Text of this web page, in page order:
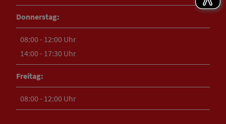
Donnerstag:
08:00 - 12:00 Uhr
14:00 - 17:30 Uhr
Freitag:
08:00 - 12:00 Uhr